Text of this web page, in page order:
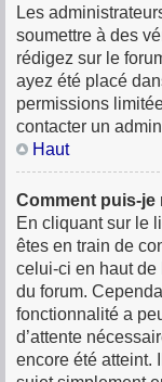
Les
soumettre à des
rédigez sur le
ayez été placé
permissions
contacter un
Haut
Comment puis-je
En cliquant sur le
êtes en train de
celui-ci en haut
du forum.
fonctionnalité a
d’attente
encore été atteint.